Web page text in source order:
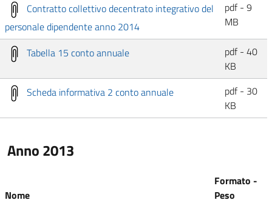
Contratto collettivo decentrato integrativo del
personale dipendente anno 2014
pdf - 9
MB
Tabella 15 conto annuale
pdf - 40
KB
Scheda informativa 2 conto annuale
pdf - 30
KB
Anno 2013
Nome
Formato -
Peso